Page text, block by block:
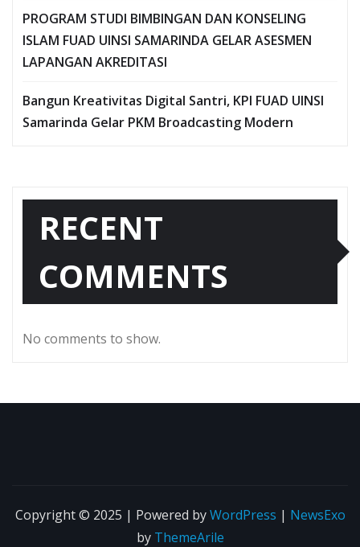
PROGRAM STUDI BIMBINGAN DAN KONSELING
ISLAM FUAD UINSI SAMARINDA GELAR ASESMEN
LAPANGAN AKREDITASI
Bangun Kreativitas Digital Santri, KPI FUAD UINSI
Samarinda Gelar PKM Broadcasting Modern
RECENT
COMMENTS
No comments to show.
Copyright © 2025 | Powered byWordPress | NewsExo
by ThemeArile